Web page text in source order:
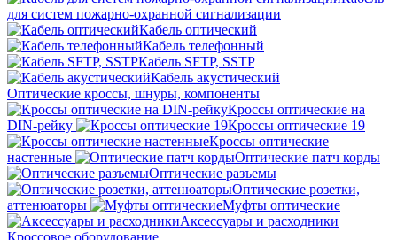
для систем пожарно-охранной сигнализации
Кабель оптический
Кабель телефонный
Кабель SFTP, SSTP
Кабель акустический
Оптические кроссы, шнуры, компоненты
Кроссы оптические на
DIN-рейку
Кроссы оптические 19
Кроссы оптические
настенные
Оптические патч корды
Оптические разъемы
Оптические розетки,
аттенюаторы
Муфты оптические
Аксессуары и расходники
Кроссовое оборудование